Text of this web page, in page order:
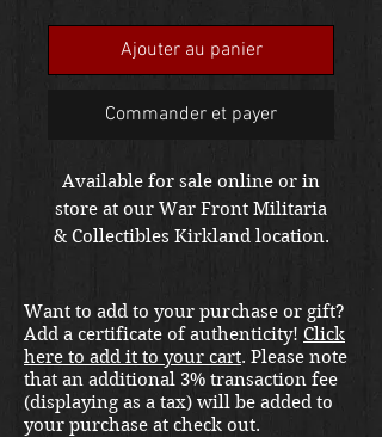
Ajouter au panier
Commander et payer
Available for sale online or in
store at our War Front Militaria
& Collectibles Kirkland location.
Want to add to your purchase or gift?
Add a certificate of authenticity! Click
here to add it to your cart. Please note
that an additional 3% transaction fee
(displaying as a tax) will be added to
your purchase at check out.